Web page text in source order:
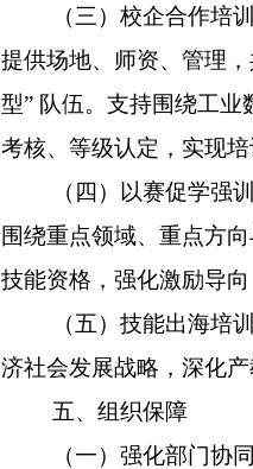
（三）校企合作培训
提供场地、师资、管理
型” 队伍。支持围绕工业
考核、等级认定，实现
（四）以赛促学强训
围绕重点领域、重点方
技能资格，强化激励导
（五）技能出海培训
济社会发展战略，深化
五、组织保障
（一）强化部门协